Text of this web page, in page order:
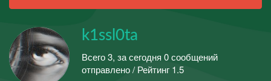
k1ssl0ta
Всего 3, за сегодня 0 сообщений
отправлено / Рейтинг 1.5